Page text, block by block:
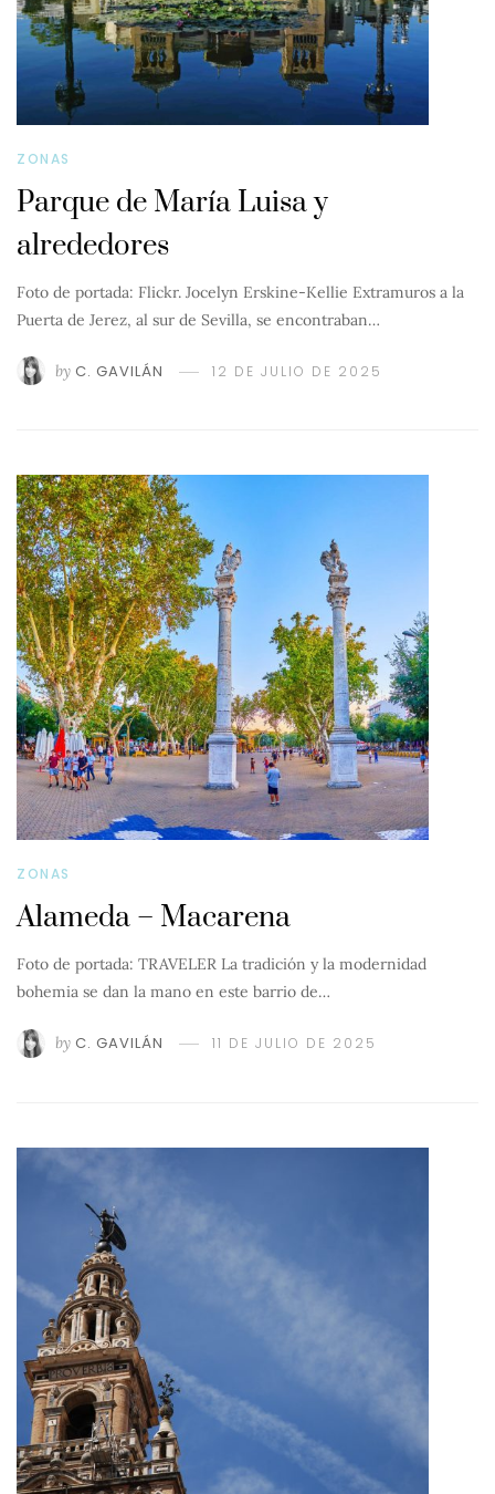
ZONAS
Parque de María Luisa y
alrededores
Foto de portada: Flickr. Jocelyn Erskine-Kellie Extramuros a la
Puerta de Jerez, al sur de Sevilla, se encontraban…
by C. GAVILÁN 12 DE JULIO DE 2025
ZONAS
Alameda – Macarena
Foto de portada: TRAVELER La tradición y la modernidad
bohemia se dan la mano en este barrio de…
by C. GAVILÁN 11 DE JULIO DE 2025